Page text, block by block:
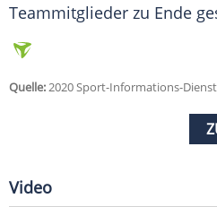
Teammitglieder zu Ende
Quelle:2020 Sport-Informations-
Video